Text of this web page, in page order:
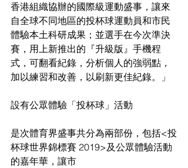
香港組織協辦的國際級運動盛事，讓來
自全球不同地區的投杯球運動員和市民
體驗本土科研成果；並選手在今次準決
賽，用上新推出的『升級版』手機程
式，可翻看紀錄，分析個人的強弱點，
加以練習和改善，以刷新更佳紀錄。」
設有公眾體驗「投杯球」活動
是次體育界盛事共分為兩部份，包括<投
杯球世界錦標賽 2019>及公眾體驗活動
的嘉年華，讓市